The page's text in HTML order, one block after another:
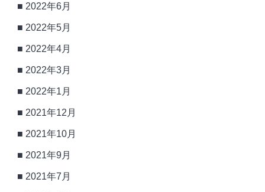
2022年6月
2022年5月
2022年4月
2022年3月
2022年1月
2021年12月
2021年10月
2021年9月
2021年7月